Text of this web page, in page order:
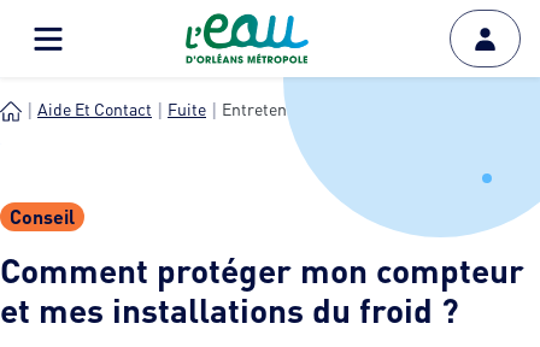
Aide Et Contact Fuite Entretenir Et Vérifier Mes ...
Conseil
Comment protéger mon compteur
et mes installations du froid ?